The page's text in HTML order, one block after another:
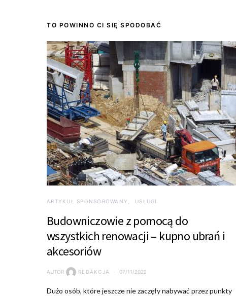
TO POWINNO CI SIĘ SPODOBAĆ
ARTYKUŁ SPONSOROWANY USŁUGI
Budowniczowie z pomocą do
wszystkich renowacji – kupno ubrań i
akcesoriów
AUTOR REDAKCJA 07/11/2022
Dużo osób, które jeszcze nie zaczęły nabywać przez punkty